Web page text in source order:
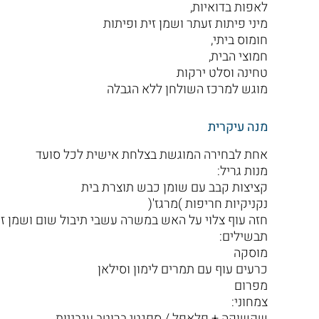
לאפות בדואיות,
מיני פיתות זעתר ושמן זית ופיתות
חומוס ביתי,
חמוצי הבית,
טחינה וסלט ירקות
מוגש למרכז השולחן ללא הגבלה
מנה עיקרית
אחת לבחירה המוגשת בצלחת אישית לכל סועד
מנות גריל:
קציצות קבב עם שומן כבש תוצרת בית
נקניקיות חריפות )מרגז'(
חזה עוף צלוי על האש במשרה עשבי תיבול שום ושמן
תבשילים:
מוסקה
כרעים עוף עם תמרים לימון וסילאן
מפרום
צמחוני: